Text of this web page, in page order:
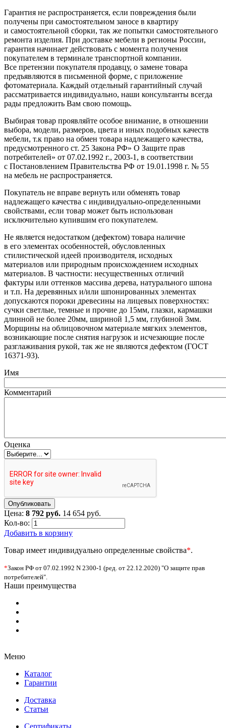
Гарантия не распространяется, если повреждения были
получены при самостоятельном заносе в квартиру
и самостоятельной сборки, так же попытки самостоятельного
ремонта изделия. При доставке мебели в регионы России,
гарантия начинает действовать с момента получения
покупателем в терминале транспортной компании.
Все претензии покупателя продавцу, о замене товара
предъявляются в письменной форме, с приложение
фотоматериала. Каждый отдельный гарантийный случай
рассматривается индивидуально, наши консультанты всегда
рады предложить Вам свою помощь.
Выбирая товар проявляйте особое внимание, в отношении
выбора, модели, размеров, цвета и иных подобных качеств
мебели, т.к право на обмен товара надлежащего качества,
предусмотренного ст. 25 Закона РФ» О Защите прав
потребителей» от 07.02.1992 г., 2003-1, в соответствии
с Постановлением Правительства РФ от 19.01.1998 г. № 55
на мебель не распространяется.
Покупатель не вправе вернуть или обменять товар
надлежащего качества с индивидуально-определенными
свойствами, если товар может быть использован
исключительно купившим его покупателем.
Не является недостатком (дефектом) товара наличие
в его элементах особенностей, обусловленных
стилистической идеей производителя, исходных
материалов или природным происхождением исходных
материалов. В частности: несущественных отличий
фактуры или оттенков массива дерева, натурального шпона
и т.п. На деревянных и/или шпонированных элементах
допускаются пороки древесины на лицевых поверхностях:
сучки светлые, темные и прочие до 15мм, глазки, кармашки
длинной не более 20мм, шириной 1,5 мм, глубиной 3мм.
Морщины на облицовочном материале мягких элементов,
возникающие после снятия нагрузок и исчезающие после
разглаживания рукой, так же не являются дефектом (ГОСТ
16371-93).
Имя
Комментарий
Оценка
Цена: 8 792 руб. 14 654 руб.
Кол-во:
Добавить в корзину
Товар имеет индивидуально определенные свойства*.
*Закон РФ от 07.02.1992 N 2300-1 (ред. от 22.12.2020) "О защите прав
потребителей".
Наши преимущества
Меню
Каталог
Гарантии
Доставка
Статьи
Сертификаты